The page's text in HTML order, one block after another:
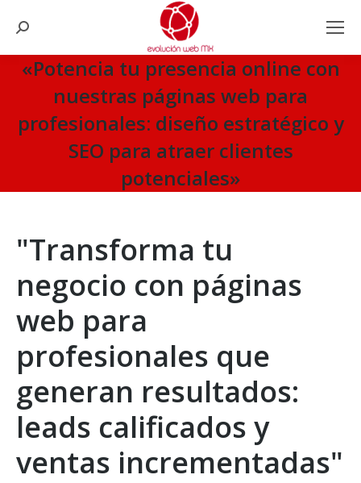
Search:
«Potencia tu presencia online con
nuestras páginas web para
profesionales: diseño estratégico y
SEO para atraer clientes
potenciales»
"Transforma tu
negocio con páginas
web para
profesionales que
generan resultados:
leads calificados y
ventas incrementadas"